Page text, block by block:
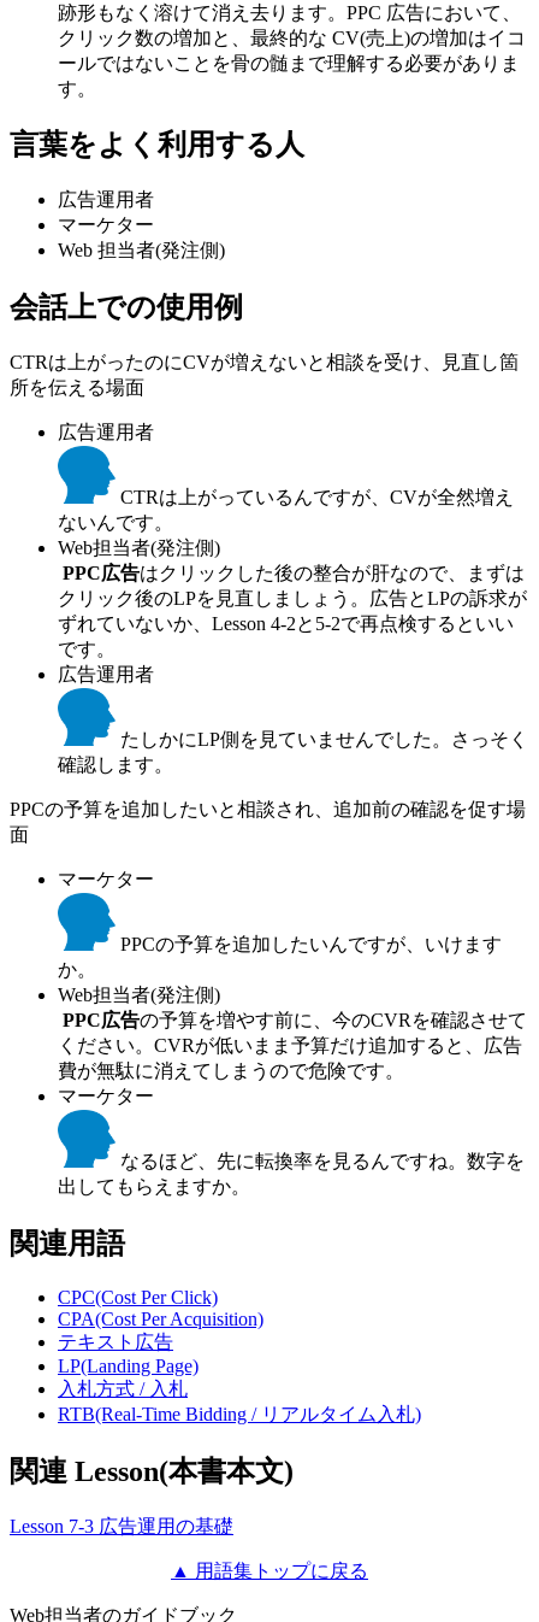
跡形もなく溶けて消え去ります。PPC 広告において、
クリック数の増加と、最終的な CV(売上)の増加はイコ
ールではないことを骨の髄まで理解する必要がありま
す。
言葉をよく利用する人
広告運用者
マーケター
Web 担当者(発注側)
会話上での使用例
CTRは上がったのにCVが増えないと相談を受け、見直し箇
所を伝える場面
広告運用者
CTRは上がっているんですが、CVが全然増え
ないんです。
Web担当者(発注側)
PPC広告はクリックした後の整合が肝なので、まずは
クリック後のLPを見直しましょう。広告とLPの訴求が
ずれていないか、Lesson 4-2と5-2で再点検するといい
です。
広告運用者
たしかにLP側を見ていませんでした。さっそく
確認します。
PPCの予算を追加したいと相談され、追加前の確認を促す場
面
マーケター
PPCの予算を追加したいんですが、いけます
か。
Web担当者(発注側)
PPC広告の予算を増やす前に、今のCVRを確認させて
ください。CVRが低いまま予算だけ追加すると、広告
費が無駄に消えてしまうので危険です。
マーケター
なるほど、先に転換率を見るんですね。数字を
出してもらえますか。
関連用語
CPC(Cost Per Click)
CPA(Cost Per Acquisition)
テキスト広告
LP(Landing Page)
入札方式 / 入札
RTB(Real-Time Bidding / リアルタイム入札)
関連 Lesson(本書本文)
Lesson 7-3 広告運用の基礎
▲ 用語集トップに戻る
Web担当者のガイドブック